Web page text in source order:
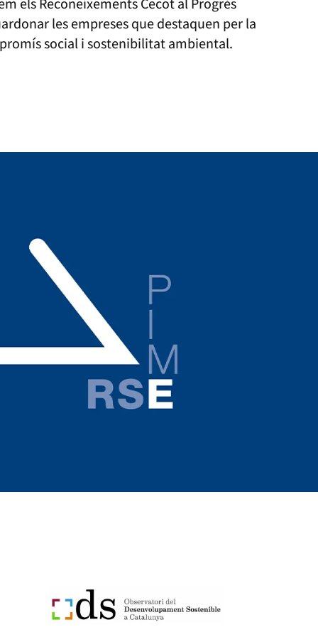
els Reconeixements Cecot al Progrés
les empreses que destaquen per la
social i sostenibilitat ambiental.